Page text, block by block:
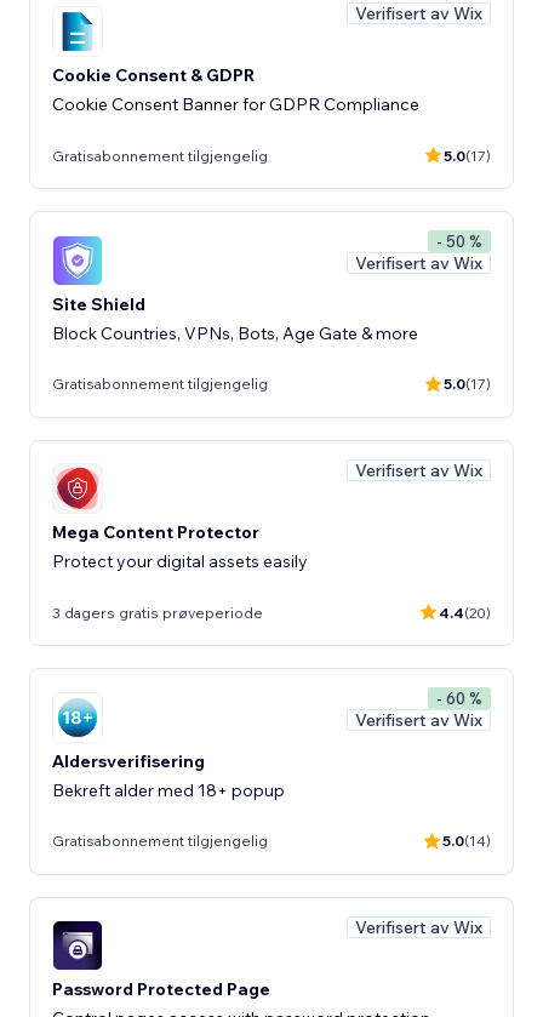
Verifisert av Wix
Cookie Consent & GDPR
Cookie Consent Banner for GDPR Compliance
Gratisabonnement tilgjengelig 5.0(17)
- 50 %
Verifisert av Wix
Site Shield
Block Countries, VPNs, Bots, Age Gate & more
Gratisabonnement tilgjengelig 5.0(17)
Verifisert av Wix
Mega Content Protector
Protect your digital assets easily
3 dagers gratis prøveperiode 4.4(20)
- 60 %
Verifisert av Wix
Aldersverifisering
Bekreft alder med 18+ popup
Gratisabonnement tilgjengelig 5.0(14)
Verifisert av Wix
Password Protected Page